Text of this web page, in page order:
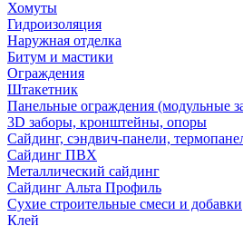
Хомуты
Гидроизоляция
Наружная отделка
Битум и мастики
Ограждения
Штакетник
Панельные ограждения (модульные
3D заборы, кронштейны, опоры
Cайдинг, сэндвич-панели,
Сайдинг ПВХ
Металлический сайдинг
Сайдинг Альта Профиль
Сухие строительные смеси и добавки
Клей